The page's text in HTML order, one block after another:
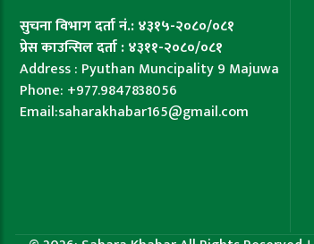
सुचना विभाग दर्ता नं.: ४३१५-२०८०/०८१
प्रेस काउन्सिल दर्ता : ४३११-२०८०/०८१
Address : Pyuthan Muncipality 9 Majuwa
Phone: +977.9847838056
Email:saharakhabar165@gmail.com